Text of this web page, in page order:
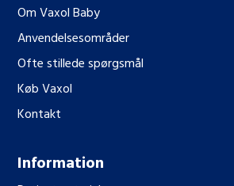
Om Vaxol Baby
Anvendelsesområder
Ofte stillede spørgsmål
Køb Vaxol
Kontakt
Information